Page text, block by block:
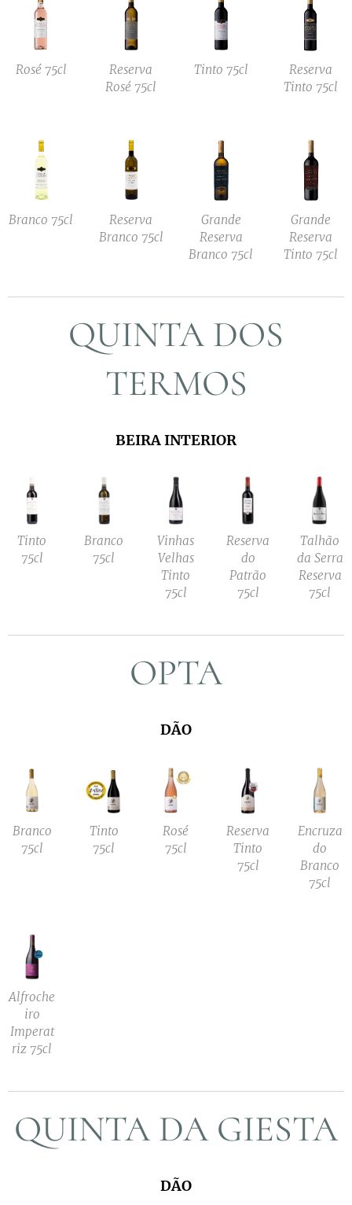
Rosé 75cl
Reserva
Rosé 75cl
Tinto 75cl
Reserva
Tinto 75cl
Branco 75cl
Reserva
Branco 75cl
Grande
Reserva
Branco 75cl
Grande
Reserva
Tinto 75cl
QUINTA DOS
TERMOS
BEIRA INTERIOR
Tinto
75cl
Branco
75cl
Vinhas
Velhas
Tinto
75cl
Reserva
do
Patrão
75cl
Talhão
da Serra
Reserva
75cl
OPTA
DÃO
Branco
75cl
Tinto
75cl
Rosé
75cl
Reserva
Tinto
75cl
Encruza
do
Branco
75cl
Alfroche
iro
Imperat
riz 75cl
QUINTA DA GIESTA
DÃO